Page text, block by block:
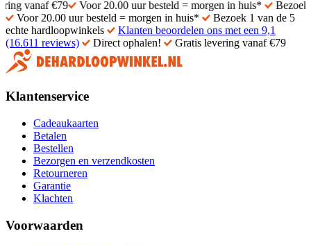
€79 Voor 20.00 uur besteld = morgen in huis*
Bezoek 1 van de
Voor 20.00 uur besteld = morgen in huis*
Bezoek 1 van de 5
echte hardloopwinkels
Klanten beoordelen ons met een 9,1
(16.611 reviews)
Direct ophalen! Gratis levering vanaf €79
Klantenservice
Cadeaukaarten
Betalen
Bestellen
Bezorgen en verzendkosten
Retourneren
Garantie
Klachten
Voorwaarden